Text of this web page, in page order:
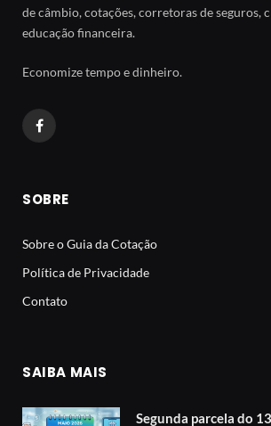
de câmbio, cotações, corretoras de seguros,
educação financeira.
Economize tempo e dinheiro.
Facebook
SOBRE
Sobre o Guia da Cotação
Política de Privacidade
Contato
SAIBA MAIS
Segunda parcela do